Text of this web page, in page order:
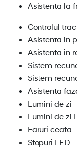
Asistenta la
Controlul
Asistenta in
Asistenta in
Sistem
Sistem
Asistenta
Lumini de zi
Lumini de zi
Faruri ceata
Stopuri LED